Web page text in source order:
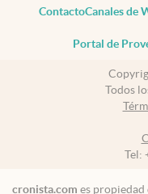
ContactoCanales de
Portal de
Todos
Tel:
cronista.com es propiedad